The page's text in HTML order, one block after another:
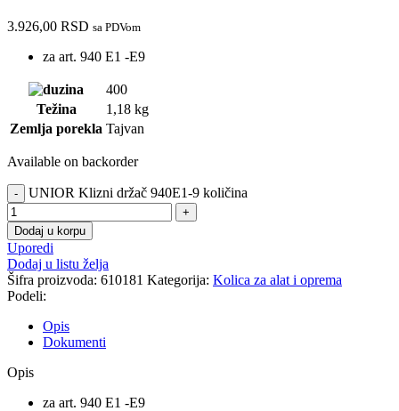
3.926,00 RSD sa PDVom
za art. 940 E1 -E9
400
Težina
1,18 kg
Zemlja porekla Tajvan
Available on backorder
UNIOR Klizni držač 940E1-9 količina
Dodaj u korpu
Uporedi
Dodaj u listu želja
Šifra proizvoda: 610181 Kategorija: Kolica za alat i oprema
Podeli:
Opis
Dokumenti
Opis
za art. 940 E1 -E9